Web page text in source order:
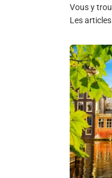
Vous y
Les